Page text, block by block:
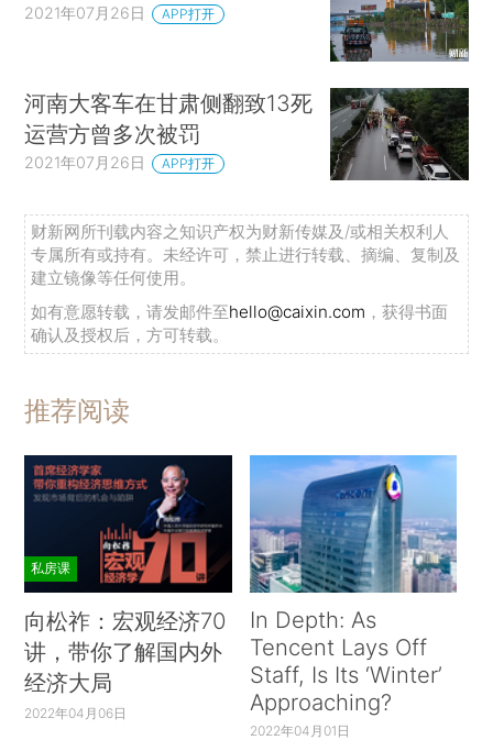
2021年07月26日 APP打开
河南大客车在甘肃侧翻致13死
运营方曾多次被罚
2021年07月26日 APP打开
财新网所刊载内容之知识产权为财新传媒及/或相关权利人
专属所有或持有。未经许可，禁止进行转载、摘编、复制及
建立镜像等任何使用。
如有意愿转载，请发邮件至hello@caixin.com ，获得书面
确认及授权后，方可转载。
推荐阅读
私房课
向松祚：宏观经济70
讲，带你了解国内外
经济大局
2022年04月06日
In Depth: As
Tencent Lays Off
Staff, Is Its ‘Winter’
Approaching?
2022年04月01日